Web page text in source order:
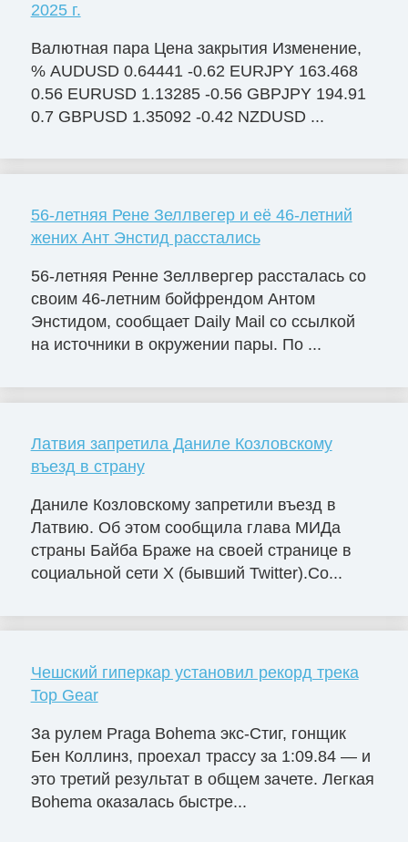
2025 г.
Валютная пара Цена закрытия Изменение,
% AUDUSD 0.64441 -0.62 EURJPY 163.468
0.56 EURUSD 1.13285 -0.56 GBPJPY 194.91
0.7 GBPUSD 1.35092 -0.42 NZDUSD ...
56-летняя Рене Зеллвегер и её 46-летний
жених Ант Энстид расстались
56-летняя Ренне Зеллвергер рассталась со
своим 46-летним бойфрендом Антом
Энстидом, сообщает Daily Mail со ссылкой
на источники в окружении пары. По ...
Латвия запретила Даниле Козловскому
въезд в страну
Даниле Козловскому запретили въезд в
Латвию. Об этом сообщила глава МИДа
страны Байба Браже на своей странице в
социальной сети X (бывший Twitter).Со...
Чешский гиперкар установил рекорд трека
Top Gear
За рулем Praga Bohema экс-Стиг, гонщик
Бен Коллинз, проехал трассу за 1:09.84 — и
это третий результат в общем зачете. Легкая
Bohema оказалась быстре...